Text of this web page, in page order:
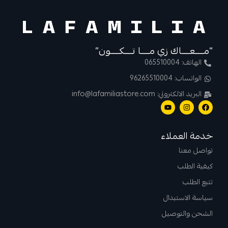
“مــــعــــاك زي مــــا تــــكــــون”
الهاتف: 065510004
الواتساب: 96265510004
البريد الالكتروني: info@lafamiliastore.com
خدمة العملاء
تواصل معنا
كيفية الطلب
تتبع الطلب
سياسة الاستبدال
الشحن والتوصيل